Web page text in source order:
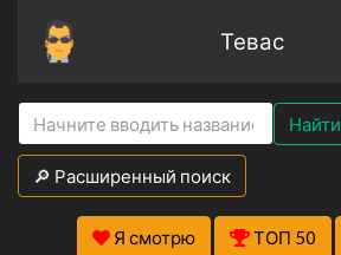
Тевас
Найти
🔎 Расширенный поиск
Я смотрю ТОП 50